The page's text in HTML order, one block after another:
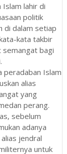
lahir di
politik
di dalam setiap
kata takbir
semangat bagi
peradaban Islam
alias
yang
perang.
sebelum
adanya
jendral
untuk